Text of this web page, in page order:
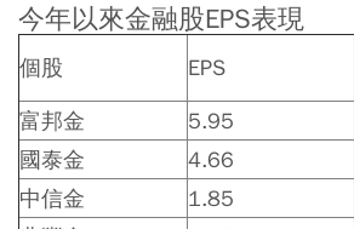
今年以來金融股EPS表現
個股 EPS
富邦金 5.95
國泰金 4.66
中信金 1.85